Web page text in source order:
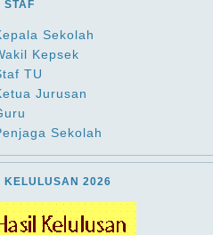
STAF
Sekolah
Kepsek
TU
Jurusan
Sekolah
KELULUSAN 2026